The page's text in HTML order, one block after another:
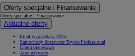
Oferty specjalne i Finansowanie
Oferty specjalne i Finansowanie
Aktualne oferty
Finał wyprzedaży 2025
Samochody dostawcze Toyota Professional
Oferta biznesowa
Auta używane